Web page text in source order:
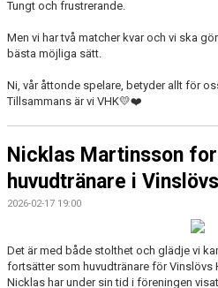
Tungt och frustrerande.
Men vi har två matcher kvar och vi ska
bästa möjliga sätt.
Ni, vår åttonde spelare, betyder allt för
Tillsammans är vi VHK💛❤️
Nicklas Martinsson
huvudtränare i
2026-02-17 19:00
Det är med både stolthet och glädje vi
fortsätter som huvudtränare för Vinslövs
Nicklas har under sin tid i föreningen